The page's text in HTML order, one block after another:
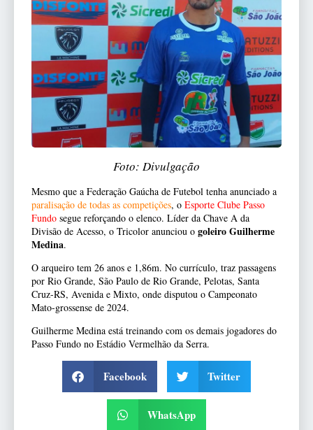
Foto: Divulgação
Mesmo que a Federação Gaúcha de Futebol tenha anunciado a
paralisação de todas as competições, o Esporte Clube Passo
Fundo segue reforçando o elenco. Líder da Chave A da
Divisão de Acesso, o Tricolor anunciou o goleiro Guilherme
Medina.
O arqueiro tem 26 anos e 1,86m. No currículo, traz passagens
por Rio Grande, São Paulo de Rio Grande, Pelotas, Santa
Cruz-RS, Avenida e Mixto, onde disputou o Campeonato
Mato-grossense de 2024.
Guilherme Medina está treinando com os demais jogadores do
Passo Fundo no Estádio Vermelhão da Serra.
Facebook Twitter
WhatsApp